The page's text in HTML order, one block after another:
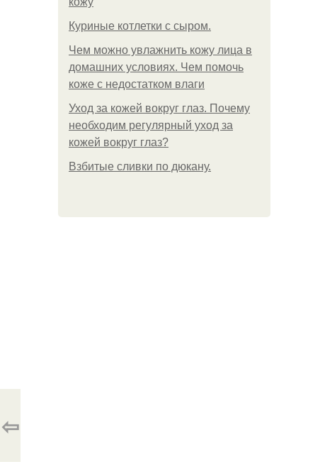
Куриные котлетки с сыром.
Чем можно увлажнить кожу лица в
домашних условиях. Чем помочь
коже с недостатком влаги
Уход за кожей вокруг глаз. Почему
необходим регулярный уход за
кожей вокруг глаз?
Взбитые сливки по дюкану.
⇦